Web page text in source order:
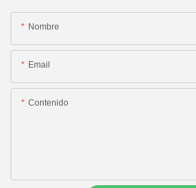
Nombre
Email
Contenido